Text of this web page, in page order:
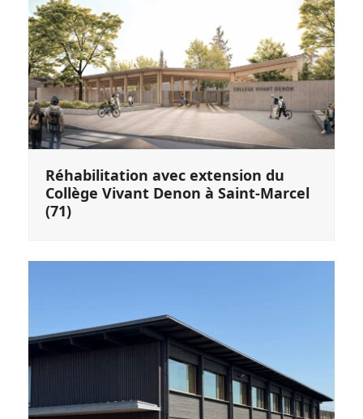
Réhabilitation avec extension du
Collège Vivant Denon à Saint-Marcel
(71)